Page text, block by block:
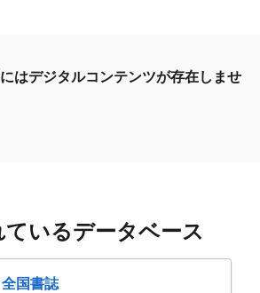
はデジタルコンテンツが存在しませ
ているデータベース
全国書誌